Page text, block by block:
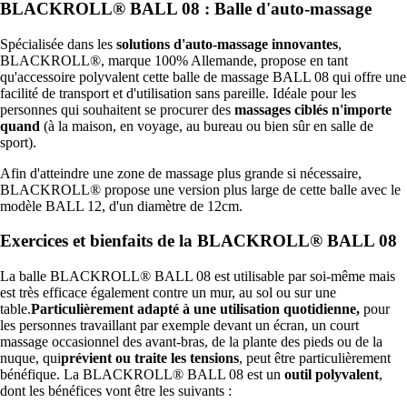
BLACKROLL® BALL 08 : Balle d'auto-massage
Spécialisée dans les solutions d'auto-massage innovantes,
BLACKROLL®, marque 100% Allemande, propose en tant
qu'accessoire polyvalent cette balle de massage BALL 08 qui offre une
facilité de transport et d'utilisation sans pareille. Idéale pour les
personnes qui souhaitent se procurer des massages ciblés n'importe
quand (à la maison, en voyage, au bureau ou bien sûr en salle de
sport).
Afin d'atteindre une zone de massage plus grande si nécessaire,
BLACKROLL® propose une version plus large de cette balle avec le
modèle BALL 12, d'un diamètre de 12cm.
Exercices et bienfaits de la BLACKROLL® BALL 08
La balle BLACKROLL® BALL 08 est utilisable par soi-même mais
est très efficace également contre un mur, au sol ou sur une
table.Particulièrement adapté à une utilisation quotidienne, pour
les personnes travaillant par exemple devant un écran, un court
massage occasionnel des avant-bras, de la plante des pieds ou de la
nuque, quiprévient ou traite les tensions, peut être particulièrement
bénéfique. La BLACKROLL® BALL 08 est un outil polyvalent,
dont les bénéfices vont être les suivants :